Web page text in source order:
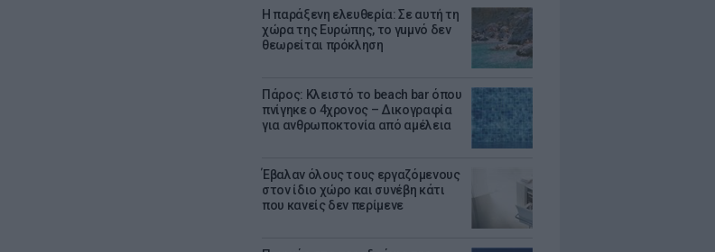
Η παράξενη ελευθερία: Σε αυτή τη
χώρα της Ευρώπης, το γuμνό δεν
θεωρείται πρόκληση
Πάρος: Κλειστό το beach bar όπου
πνίγηκε ο 4χρονος – Δικογραφία
για ανθρωποκτονία από αμέλεια
Έβαλαν όλους τους εργαζόμενους
στον ίδιο χώρο και συνέβη κάτι
που κανείς δεν περίμενε